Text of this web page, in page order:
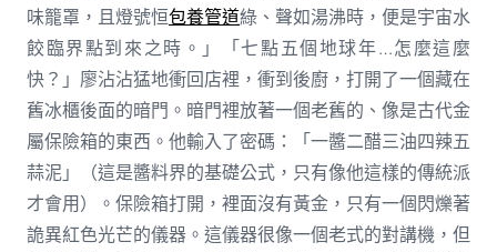
味籠罩，且燈號恒包養管道綠、聲如湯沸時，便是宇宙水
餃臨界點到來之時。」「七點五個地球年…怎麼這麼
快？」廖沾沾猛地衝回店裡，衝到後廚，打開了一個藏在
舊冰櫃後面的暗門。暗門裡放著一個老舊的、像是古代金
屬保險箱的東西。他輸入了密碼：「一醬二醋三油四辣五
蒜泥」（這是醬料界的基礎公式，只有像他這樣的傳統派
才會用）。保險箱打開，裡面沒有黃金，只有一個閃爍著
詭異紅色光芒的儀器。這儀器很像一個老式的對講機，但